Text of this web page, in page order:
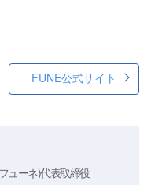
FUNE公式サイト
ューネ)代表取締役